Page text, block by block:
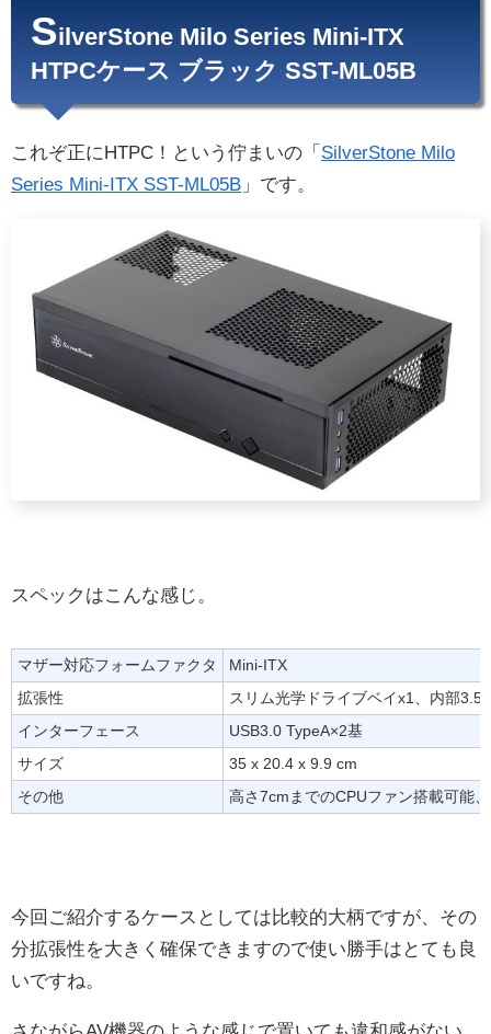
SilverStone Milo Series Mini-ITX
HTPCケース ブラック SST-ML05B
これぞ正にHTPC！という佇まいの「 SilverStone Milo
Series Mini-ITX SST-ML05B 」です。
スペックはこんな感じ。
マザー対応フォームファクタ
Mini-ITX
拡張性
スリム光学ドライブベイx1、内部
インターフェース
USB3.0 TypeA×2基
サイズ
35 x 20.4 x 9.9 cm
その他
高さ7cmまでのCPUファン搭載可能
今回ご紹介するケースとしては比較的大柄ですが、その
分拡張性を大きく確保できますので使い勝手はとても良
いですね。